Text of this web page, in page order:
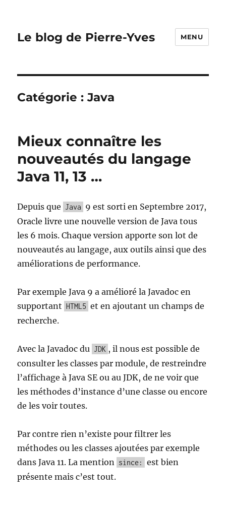
Le blog de Pierre-Yves MENU
Catégorie :Java
Mieux connaître les
nouveautés du langage
Java 11, 13 …
Depuis que Java 9 est sorti en Septembre 2017,
Oracle livre une nouvelle version de Java tous
les 6 mois. Chaque version apporte son lot de
nouveautés au langage, aux outils ainsi que des
améliorations de performance.
Par exemple Java 9 a amélioré la Javadoc en
supportant HTML5 et en ajoutant un champs de
recherche.
Avec la Javadoc du JDK , il nous est possible de
consulter les classes par module, de restreindre
l’affichage à Java SE ou au JDK, de ne voir que
les méthodes d’instance d’une classe ou encore
de les voir toutes.
Par contre rien n’existe pour filtrer les
méthodes ou les classes ajoutées par exemple
dans Java 11. La mention since:
est bien
présente mais c’est tout.